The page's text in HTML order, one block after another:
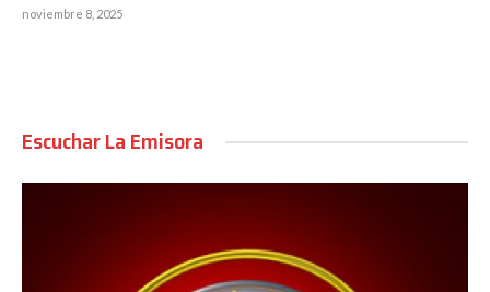
noviembre 8, 2025
Escuchar La Emisora